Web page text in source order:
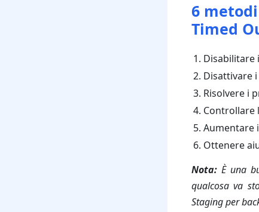
6
Timed
Disabilitare
Disattivare
Risolvere i
Controllare
Aumentare
Ottenere
Nota: È una
qualcosa va
Staging per